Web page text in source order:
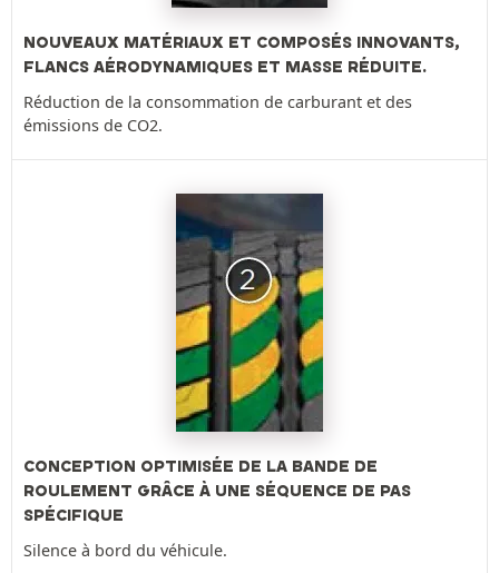
NOUVEAUX MATÉRIAUX ET COMPOSÉS INNOVANTS,
FLANCS AÉRODYNAMIQUES ET MASSE RÉDUITE.
Réduction de la consommation de carburant et des
émissions de CO2.
CONCEPTION OPTIMISÉE DE LA BANDE DE
ROULEMENT GRÂCE À UNE SÉQUENCE DE PAS
SPÉCIFIQUE
Silence à bord du véhicule.